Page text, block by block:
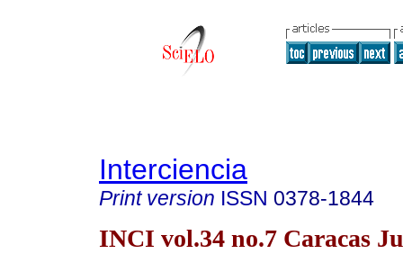
Interciencia
Print version ISSN 0378-1844
INCI vol.34 no.7 Caracas